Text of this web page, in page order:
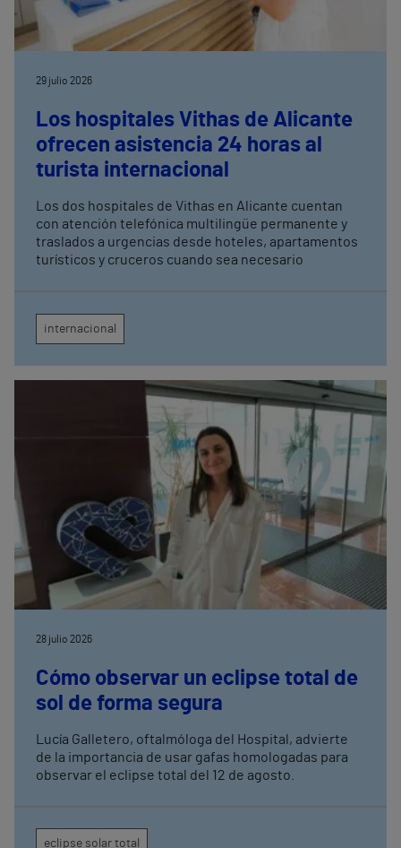
29 julio 2026
Los hospitales Vithas de Alicante
ofrecen asistencia 24 horas al
turista internacional
Los dos hospitales de Vithas en Alicante cuentan
con atención telefónica multilingüe permanente y
traslados a urgencias desde hoteles, apartamentos
turísticos y cruceros cuando sea necesario
internacional
28 julio 2026
Cómo observar un eclipse total de
sol de forma segura
Lucía Galletero, oftalmóloga del Hospital, advierte
de la importancia de usar gafas homologadas para
observar el eclipse total del 12 de agosto.
eclipse solar total